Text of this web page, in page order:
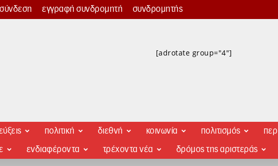
σύνδεση εγγραφή συνδρομητή συνδρομητής
[adrotate group="4"]
πολιτική διεθνή κοινωνία πολιτισμός
ενδιαφέροντα τρέχοντα νέα δρόμος της αριστεράς